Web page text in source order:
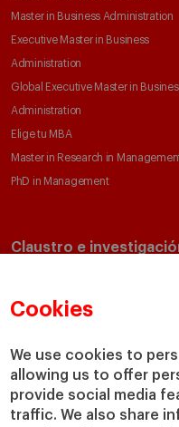
Cookies
We use cookies to
allowing us to offer
provide social media
traffic. We also share
Master in Business Administration
Executive Master in Business
Administration
Global Executive Master in
Administration
Elige tu MBA
Master in Research in
PhD in Management
Claustro e
Departamentos académicos
Cátedras
IESE Insight
IESE Publishing